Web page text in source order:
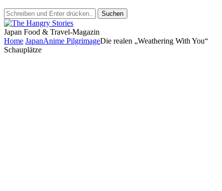
Suchen
Japan Food & Travel-Magazin
Home JapanAnime PilgrimageDie realen „Weathering With You“
Schauplätze